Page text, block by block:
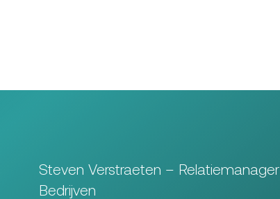
Steven Verstraeten – Relatiemanager
Bedrijven